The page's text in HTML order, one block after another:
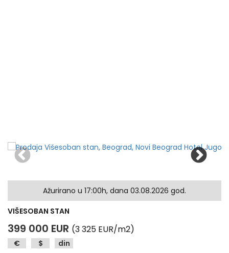
Ažurirano u 17:00h, dana 03.08.2026 god.
VIŠESOBAN STAN
399 000 EUR (3 325 EUR/m2)
€ $ din